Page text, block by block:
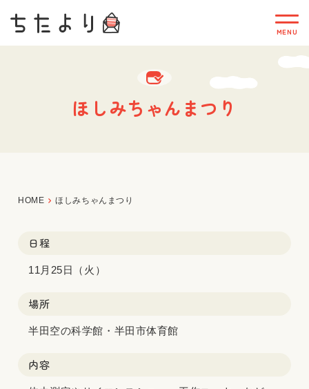
ほしみちゃんまつり
HOME ほしみちゃんまつり
日程
11月25日（火）
場所
半田空の科学館・半田市体育館
内容